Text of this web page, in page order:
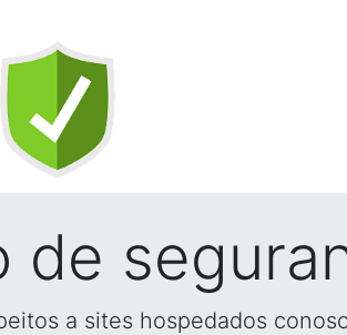
de
a sites hospedados